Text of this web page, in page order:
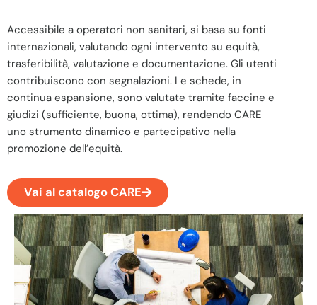
Accessibile a operatori non sanitari, si basa su fonti
internazionali, valutando ogni intervento su equità,
trasferibilità, valutazione e documentazione. Gli utenti
contribuiscono con segnalazioni. Le schede, in
continua espansione, sono valutate tramite faccine e
giudizi (sufficiente, buona, ottima), rendendo CARE
uno strumento dinamico e partecipativo nella
promozione dell’equità.
Vai al catalogo CARE